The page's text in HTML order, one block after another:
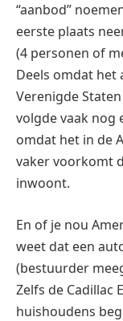
“aanbod”
eerste plaats
(4 personen of
Deels omdat het
Verenigde
volgde vaak nog
omdat het in de
vaker voorkomt
inwoont.
En of je nou
weet dat een
(bestuurder
Zelfs de Cadillac
huishoudens